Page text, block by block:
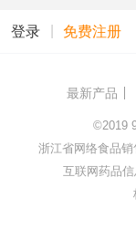
登录 免费注册
最新产品
©2019
浙江省网络食品
互联网药品